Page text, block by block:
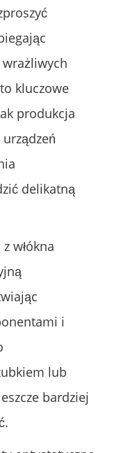
kluczowe
produkcja
delikatną
włókna
i
lub
bardziej